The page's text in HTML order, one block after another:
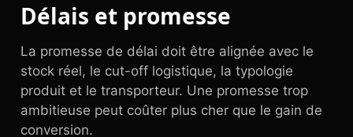
Délais et promesse
La promesse de délai doit être alignée avec le
stock réel, le cut-off logistique, la typologie
produit et le transporteur. Une promesse trop
ambitieuse peut coûter plus cher que le gain de
conversion.